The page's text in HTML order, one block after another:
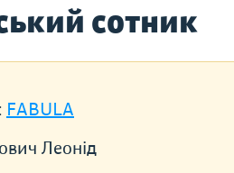
сотник
FABULA
Леонід